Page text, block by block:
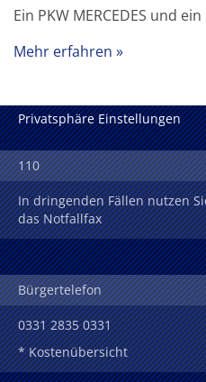
Ein PKW MERCEDES und
Mehr erfahren
Privatsphäre Einstellungen
110
In dringenden Fällen nutzen
das Notfallfax
Bürgertelefon
0331 2835 0331
* Kostenübersicht